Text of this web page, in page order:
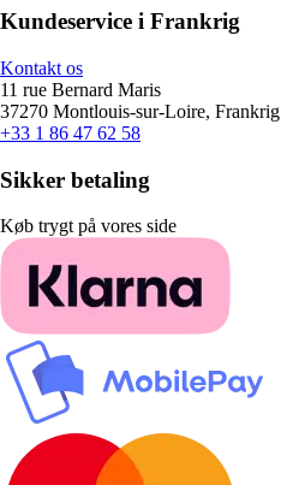
Kundeservice i Frankrig
Kontakt os
11 rue Bernard Maris
37270 Montlouis-sur-Loire, Frankrig
+33 1 86 47 62 58
Sikker betaling
Køb trygt på vores side